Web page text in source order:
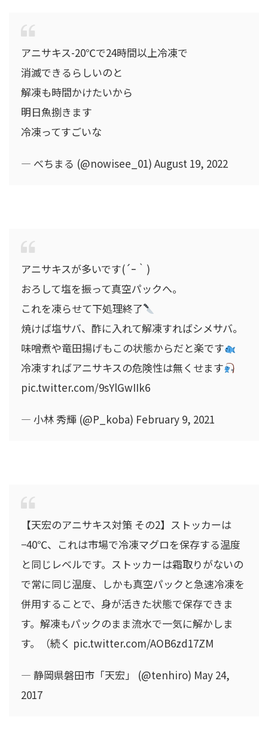
アニサキス-20℃で24時間以上冷凍で
消滅できるらしいのと
解凍も時間かけたいから
明日魚捌きます
冷凍ってすごいな
— べちまる (@nowisee_01) August 19, 2022
アニサキスが多いです(´ｰ｀)
おろして塩を振って真空パックへ。
これを凍らせて下処理終了
焼けば塩サバ、酢に入れて解凍すればシメサバ。
味噌煮や竜田揚げもこの状態からだと楽です
冷凍すればアニサキスの危険性は無くせます
pic.twitter.com/9sYlGwIIk6
— 小林 秀輝 (@P_koba) February 9, 2021
【天宏のアニサキス対策 その2】ストッカーは
−40℃、これは市場で冷凍マグロを保存する温度
と同じレベルです。ストッカーは霜取りがないの
で常に同じ温度、しかも真空パックと急速冷凍を
併用することで、身が活きた状態で保存できま
す。解凍もパックのまま流水で一気に解かしま
す。（続く pic.twitter.com/AOB6zd17ZM
— 静岡県磐田市「天宏」 (@tenhiro) May 24,
2017